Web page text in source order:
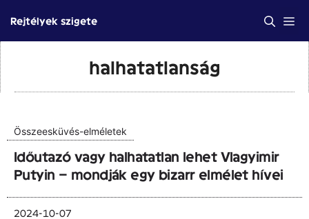
tartalomba
Rejtélyek szigete
halhatatlanság
Összeesküvés-elméletek
Időutazó vagy halhatatlan lehet Vlagyimir
Putyin – mondják egy bizarr elmélet hívei
2024-10-07